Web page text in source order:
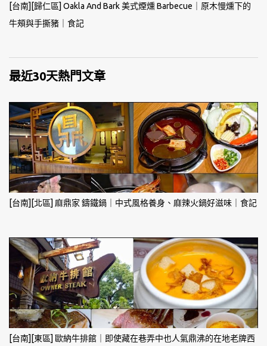
[台南][歸仁區] Oakla And Bark 美式煙燻 Barbecue｜原木慢燻下的
牛頰與手撕豬｜食記
最近30天熱門文章
[台南][北區] 麻鼎家 鑄鐵鍋｜中式風格養身、麻辣火鍋好滋味｜食記
[台南][東區] 歐納牛排館｜即使藏在巷弄中也人氣鼎沸的在地老牌西